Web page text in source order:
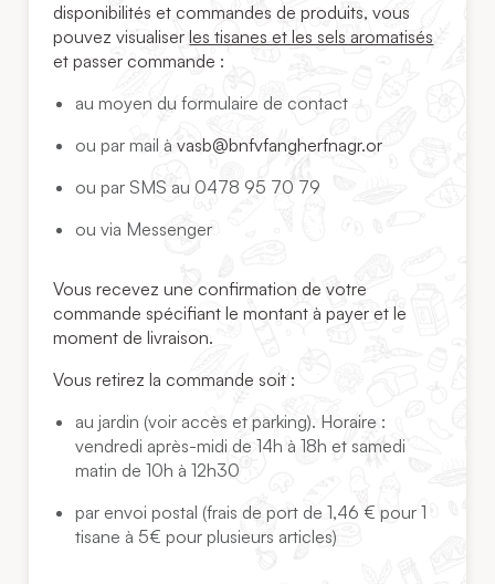
disponibilités et commandes de produits, vous
pouvez visualiserles tisanes et les sels aromatisés
et passer commande :
au moyen du formulaire de contact
ou par mail àvasb@bnfvfangherfnagr.or
ou par SMS au 0478 95 70 79
ou via Messenger
Vous recevez une confirmation de votre
commande spécifiant le montant à payer et le
moment de livraison.
Vous retirez la commande soit :
au jardin (voir accès et parking). Horaire :
vendredi après-midi de 14h à 18h et samedi
matin de 10h à 12h30
par envoi postal (frais de port de 1,46 € pour 1
tisane à 5€ pour plusieurs articles)